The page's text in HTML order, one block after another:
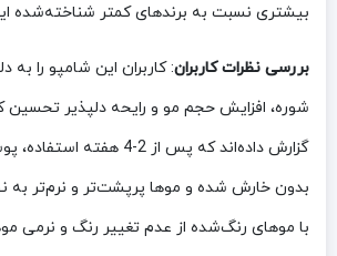
بیشتری نسبت به برندهای کمتر شناخته‌شده
بررسی نظرات کاربران: کاربران این شامپو را
شوره، افزایش حجم مو و رایحه دلپذیر تحسین
گزارش داده‌اند که پس از 2-4
بدون خارش شده و موها پرپشت‌تر و نرم‌تر به
با موهای رنگ‌شده از عدم تغییر رنگ و نرمی